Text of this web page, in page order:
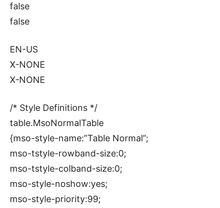
false
false
EN-US
X-NONE
X-NONE
/* Style Definitions */
table.MsoNormalTable
{mso-style-name:”Table Normal”;
mso-tstyle-rowband-size:0;
mso-tstyle-colband-size:0;
mso-style-noshow:yes;
mso-style-priority:99;